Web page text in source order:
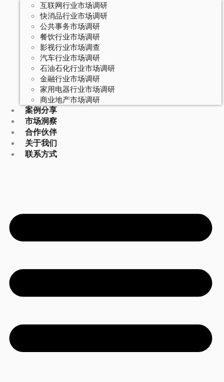
互联网行业市场调研
快消品行业市场调研
公共事务市场调研
餐饮行业市场调研
影视行业市场调查
汽车行业市场调研
石油石化行业市场调研
金融行业市场调研
家用电器行业市场调研
商业地产市场调研
案例分享
市场洞察
合作伙伴
关于我们
联系方式